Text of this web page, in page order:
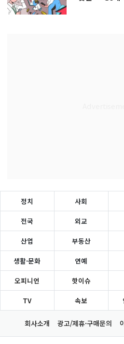
정치 사회
전국 외교
산업 부동산
생활·문화 연예
오피니언 핫이슈
TV 속보
회사소개 광고/제휴·구매문의